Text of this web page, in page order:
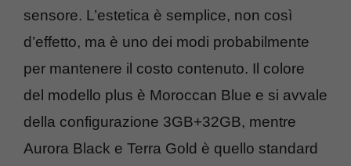
sensore. L’estetica è semplice, non così
d’effetto, ma è uno dei modi probabilmente
per mantenere il costo contenuto. Il colore
del modello plus è Moroccan Blue e si avvale
della configurazione 3GB+32GB, mentre
Aurora Black e Terra Gold è quello standard